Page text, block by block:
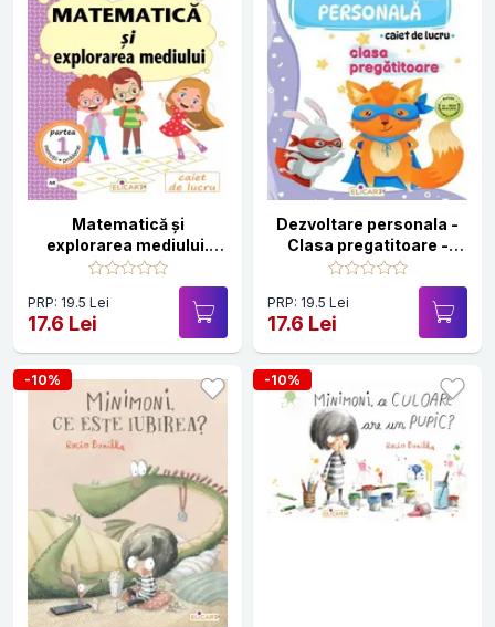
Matematică şi
explorarea mediului.
Clasa I. Partea 1 – (AR)
PRP: 19.5 Lei
17.6 Lei
Dezvoltare personala -
Clasa pregatitoare -
Caiet de lucru
PRP: 19.5 Lei
17.6 Lei
-10% -10%